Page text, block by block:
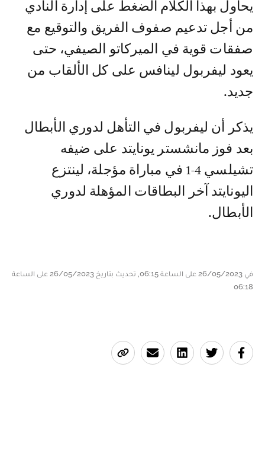
يحاول بهذا الكلام الضغط على إدارة النادي
من أجل تدعيم صفوف الفريق والتوقيع مع
صفقات قوية في الميركاتو الصيفي، حتى
يعود ليفربول لينافس على كل الألقاب من
جديد.
يذكر أن ليفربول في التأهل لدوري الأبطال
بعد فوز مانشستر يونايتد على ضيفه
تشيلسي 4-1 في مباراة مؤجلة، لينتزع
اليونايتد آخر البطاقات المؤهلة لدوري
الأبطال.
في 26/05/2023 على الساعة 06:15, تحديث بتاريخ 26/05/2023 على الساعة
06:18